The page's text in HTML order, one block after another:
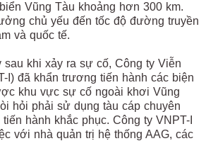
Vũng Tàu khoảng hơn 300 km.
chủ yếu đến tốc độ đường truyền
và quốc tế.
sau khi xảy ra sự cố, Công ty Viễn
I) đã khẩn trương tiến hành các biện
khu vực sự cố ngoài khơi Vũng
hỏi phải sử dụng tàu cáp chuyên
hành khắc phục. Công ty VNPT-I
với nhà quản trị hệ thống AAG, các